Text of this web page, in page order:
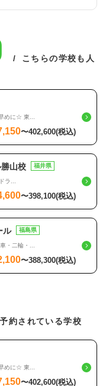
こちらの学校も人
めに☆ 東...
〜402,600(税込)
福井県
山校
ラ...
〜398,100(税込)
福島県
ル
・二輪・...
〜388,300(税込)
約されている学校
めに☆ 東...
〜402,600(税込)